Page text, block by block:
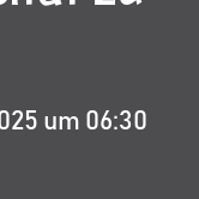
um 06:30